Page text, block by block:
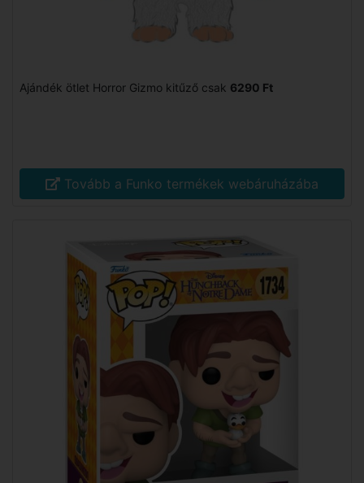
Ajándék ötlet Horror Gizmo kitűző csak 6290 Ft
Tovább a Funko termékek webáruházába